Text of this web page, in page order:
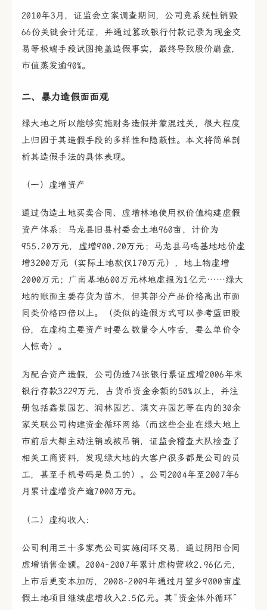
2010年3月，证监会立案调查期间，公司竟系统性销毁
66份关键会计凭证，并通过篡改银行付款记录为现金交
易等极端手段试图掩盖造假事实，最终导致股价崩盘，
市值蒸发逾90%。
二、暴力造假面面观
绿大地之所以能够实施财务造假并蒙混过关，很大程度
上归因于其造假手段的多样性和隐蔽性。本文将简单剖
析其造假手法的具体表现。
（一）虚增资产
通过伪造土地买卖合同、虚增林地使用权价值构建虚假
资产体系：马龙县旧县村委会土地960亩，计价为
955.20万元，虚增900.20万元；马龙县马鸣基地地价虚
增3200万元（实际土地款仅170万元），地上物虚增
2000万元；广南基地600万元林地虚报为1亿元……绿大
地的账面主要存货为苗木，但其部分产品价格高出市面
同类价格四倍以上。（类似的造假方式可以参考蓝田股
份，在虚构主要资产时要么数量令人咋舌，要么单价令
人惊奇）。
为配合资产造假，公司伪造74张银行票证虚增2006年末
银行存款3229万元，占货币资金余额的50%以上，并注
册包括鑫景园艺、润林园艺、滇文卉园艺等在内的30余
家关联公司构建资金循环网络（而这些企业在绿大地上
市前后大都主动注销或被吊销，证监会稽查大队检查了
相关工商资料，发现绿大地的大客户很多都是公司的员
工，甚至手机号码是员工的）。公司2004年至2007年6
月累计虚增资产逾7000万元。
（二）虚构收入：
公司利用三十多家壳公司实施闭环交易，通过阴阳合同
虚增销售金额。2004-2007年累计虚构营收2.96亿元，
上市后更变本加厉，2008-2009年通过月望乡9000亩虚
假土地项目继续虚增收入2.5亿元。其“资金体外循环”